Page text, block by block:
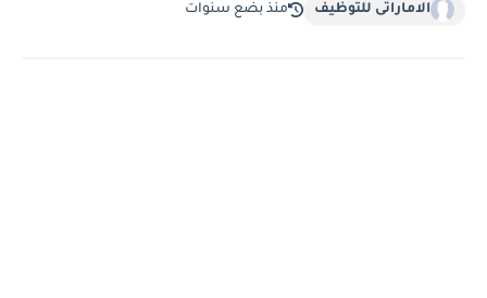
الاماراتى للتوظيف منذ بضع سنوات